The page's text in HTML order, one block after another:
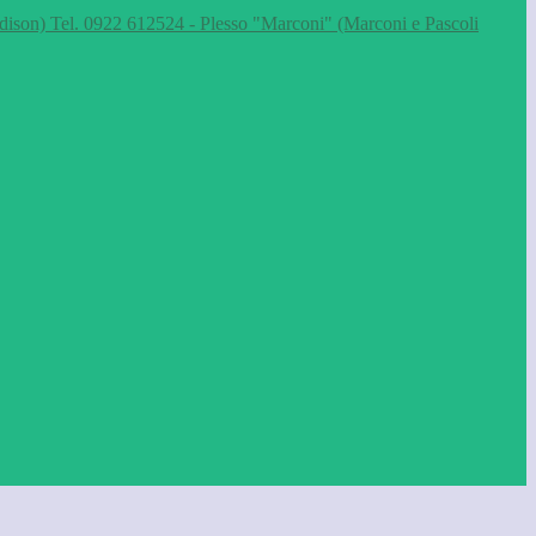
Tel. 0922 612524 - Plesso "Marconi" (Marconi e Pascoli